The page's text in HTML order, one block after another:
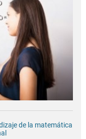
de la matemática